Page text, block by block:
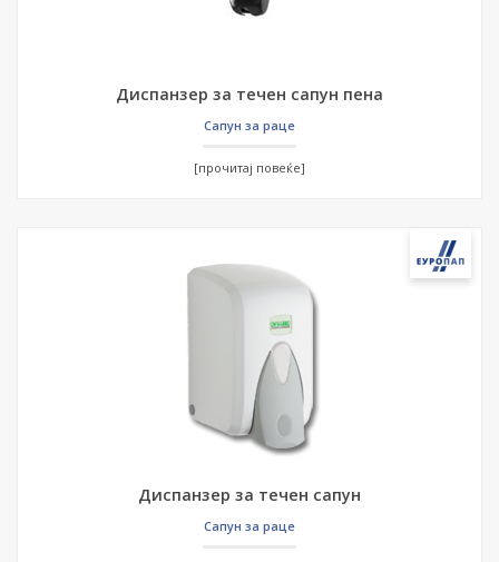
Диспанзер за течен сапун пена
Сапун за раце
[прочитај повеќе]
Диспанзер за течен сапун
Сапун за раце